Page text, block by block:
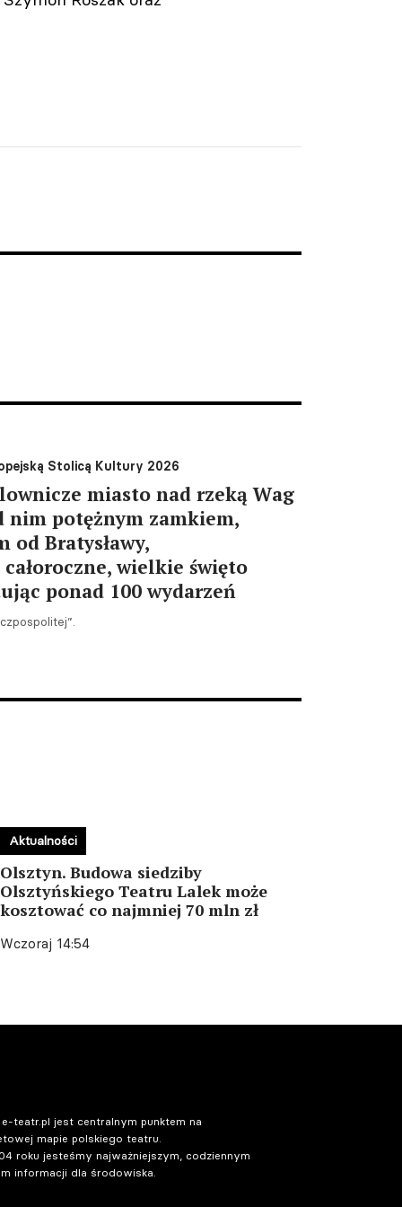
Stolicą Kultury 2026
miasto nad rzeką Wag
nim potężnym zamkiem,
od Bratysławy,
wielkie święto
ponad 100 wydarzeń
Olsztyn. Budowa siedziby
Olsztyńskiego Teatru Lalek może
kosztować co najmniej 70 mln zł
Wczoraj 14:54
Aktualności
teatr.pl jest centralnym punktem na
mapie polskiego teatru.
roku jesteśmy najważniejszym, codziennym
informacji dla środowiska.